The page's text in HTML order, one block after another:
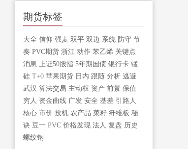
期货标签
大全 信仰 强麦 双平 双边 系统 防守 节
奏 PVC期货 浙江 动作 苯乙烯 关键点
消息
上证50股指 5年期国债 银行卡 锰
硅 T+0 苹果期货 日内 跟随 分析 逃避
武汉 算法交易 主动权 资产 前景 保值
穷人 资金曲线 广发 安全 基差 引路人
核心 市价 投机 农产品 菜籽 纤维板 秘
诀 豆一 PVC 价格发现 法人 复盘 历史
螺纹钢